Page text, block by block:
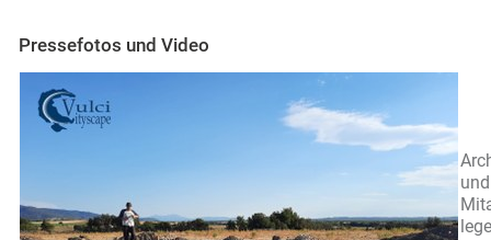
Pressefotos und Video